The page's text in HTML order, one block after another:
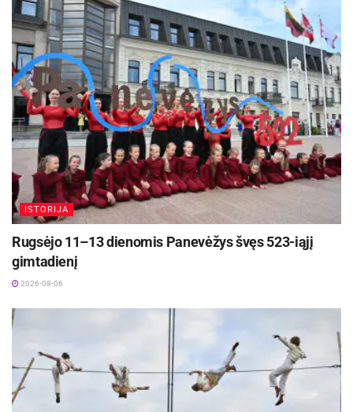
ISTORIJA
Rugsėjo 11–13 dienomis Panevėžys švęs 523-iąjį
gimtadienį
2026-08-06